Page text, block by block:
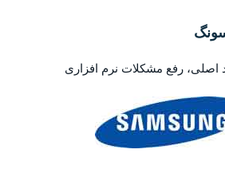
اصلی، رفع مشکلات نرم افزاری